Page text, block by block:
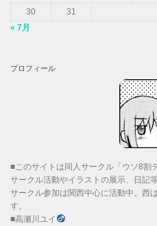
30
31
« 7月
プロフィール
■このサイトは同人サークル「ウソ8割
サークル活動やイラストの展示、日記
サークル参加は関西中心に活動中。西
す。
■高瀬川ユイ